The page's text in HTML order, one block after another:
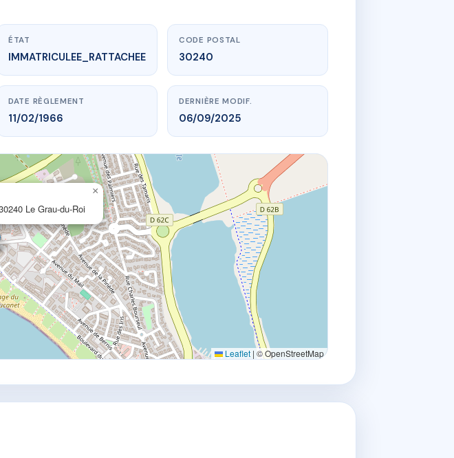
Roi
ÉTAT
IMMATRICULEE_RATTACHEE
CODE POSTAL
30240
DATE RÈGLEMENT
11/02/1966
DERNIÈRE MODIF.
06/09/2025
Le Grau-du-Roi
×
Leaflet | © OpenStreetMap